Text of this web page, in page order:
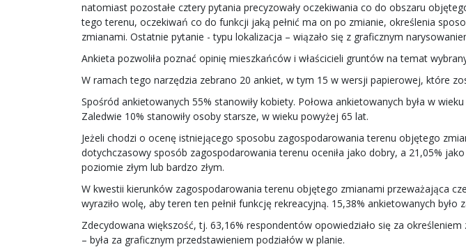
natomiast pozostałe cztery pytania precyzowały oczekiwania co do obszaru
tego terenu, oczekiwań co do funkcji jaką pełnić ma on po zmianie, określenia
zmianami. Ostatnie pytanie - typu lokalizacja – wiązało się z graficznym
Ankieta pozwoliła poznać opinię mieszkańców i właścicieli gruntów na temat
W ramach tego narzędzia zebrano 20 ankiet, w tym 15 w wersji papierowej, które
Spośród ankietowanych 55% stanowiły kobiety. Połowa ankietowanych była w
Zaledwie 10% stanowiły osoby starsze, w wieku powyżej 65 lat.
Jeżeli chodzi o ocenę istniejącego sposobu zagospodarowania terenu objętego
dotychczasowy sposób zagospodarowania terenu oceniła jako dobry, a 21,05%
poziomie złym lub bardzo złym.
W kwestii kierunków zagospodarowania terenu objętego zmianami przeważająca
wyraziło wolę, aby teren ten pełnił funkcję rekreacyjną. 15,38% ankietowanych
Zdecydowana większość, tj. 63,16% respondentów opowiedziało się za
– była za graficznym przedstawieniem podziałów w planie.